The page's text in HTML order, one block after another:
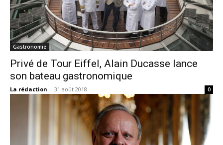
Gastronomie
Privé de Tour Eiffel, Alain Ducasse lance
son bateau gastronomique
La rédaction - 31 août 2018 0